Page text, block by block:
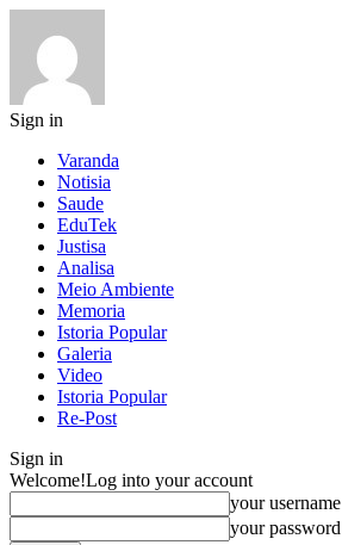
Sign in
Varanda
Notisia
Saude
EduTek
Justisa
Analisa
Meio Ambiente
Memoria
Istoria Popular
Galeria
Video
Istoria Popular
Re-Post
Sign in
Welcome!Log into your account
your username
your password